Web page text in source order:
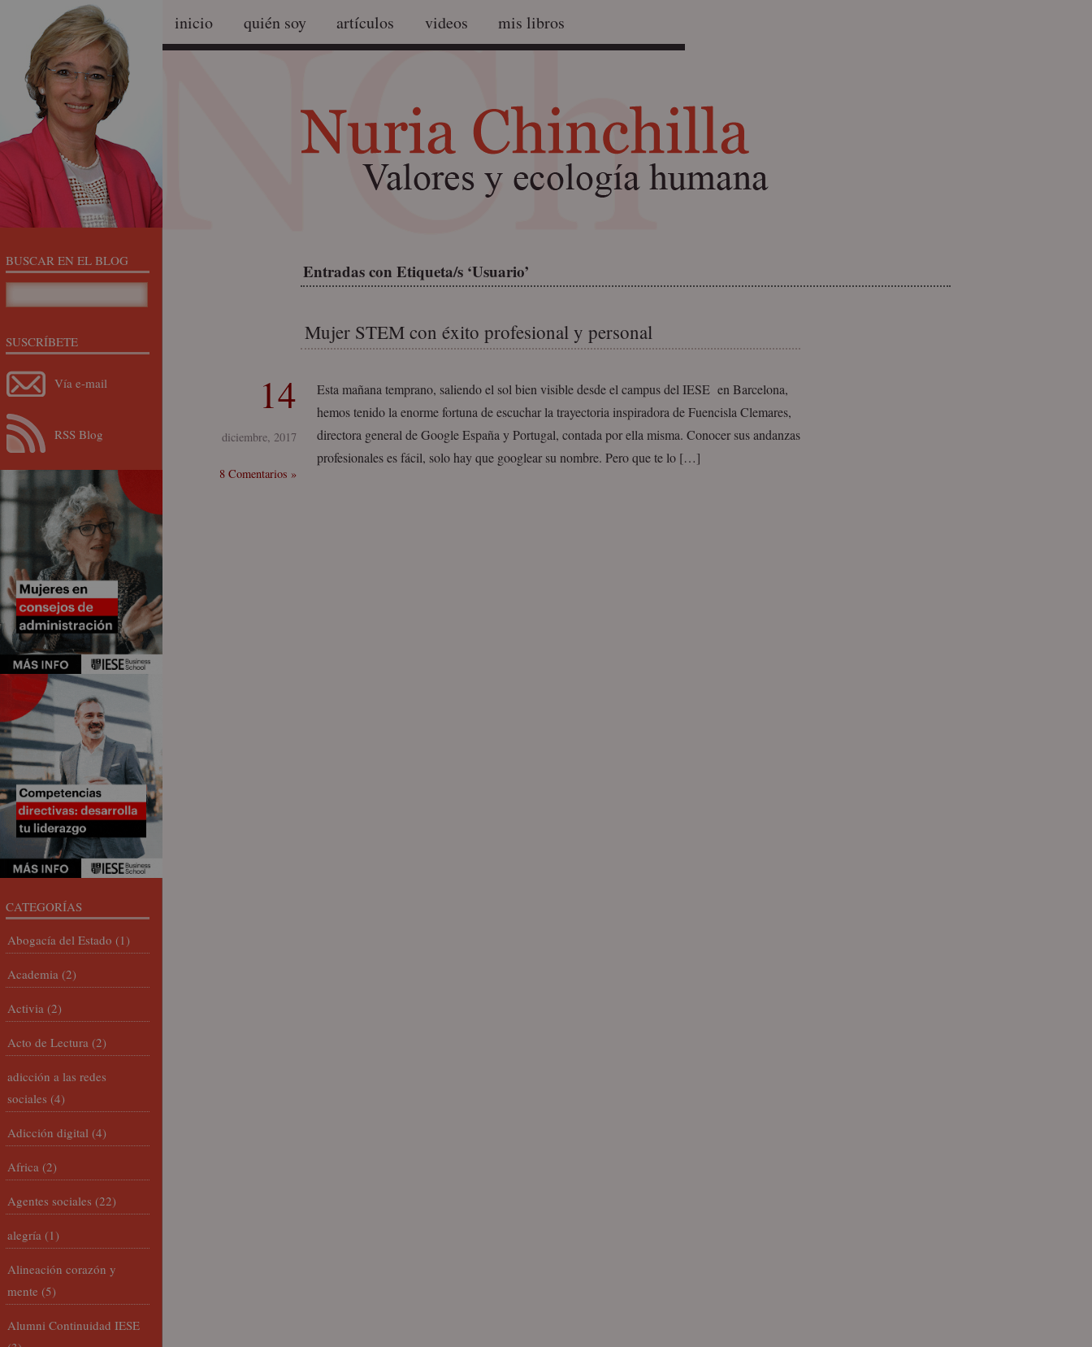
inicio quién soy artículos videos mis libros
Entradas con Etiqueta/s ‘Usuario’
Mujer STEM con éxito profesional y personal
14
diciembre, 2017
8 Comentarios »
Esta mañana temprano, saliendo el sol bien visible desde el campus del IESE en Barcelona,
hemos tenido la enorme fortuna de escuchar la trayectoria inspiradora de Fuencisla Clemares,
directora general de Google España y Portugal, contada por ella misma. Conocer sus andanzas
profesionales es fácil, solo hay que googlear su nombre. Pero que te lo […]
BUSCAR EN EL BLOG
SUSCRÍBETE
Vía e-mail
RSS Blog
CATEGORÍAS
Abogacía del Estado (1)
Academia (2)
Activia (2)
Acto de Lectura (2)
adicción a las redes
sociales (4)
Adicción digital (4)
Africa (2)
Agentes sociales (22)
alegría (1)
Alineación corazón y
mente (5)
Alumni Continuidad IESE